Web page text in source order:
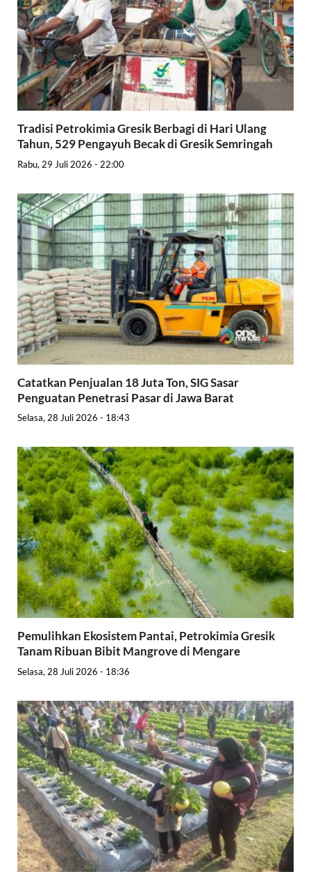
Tradisi Petrokimia Gresik Berbagi di Hari Ulang
Tahun, 529 Pengayuh Becak di Gresik Semringah
Rabu, 29 Juli 2026 - 22:00
Catatkan Penjualan 18 Juta Ton, SIG Sasar
Penguatan Penetrasi Pasar di Jawa Barat
Selasa, 28 Juli 2026 - 18:43
Pemulihkan Ekosistem Pantai, Petrokimia Gresik
Tanam Ribuan Bibit Mangrove di Mengare
Selasa, 28 Juli 2026 - 18:36